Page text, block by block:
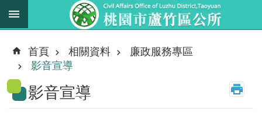
跳到主要內容區塊
新
消
息
業
首頁 相關資料
廉政服務專區
影音宣導
影音宣導